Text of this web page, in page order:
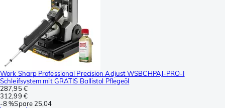
Work Sharp Professional Precision Adjust WSBCHPAJ-PRO-I
Schleifsystem mit GRATIS Ballistol Pflegeöl
287,95 €
312,99 €
-8 %Spare 25,04